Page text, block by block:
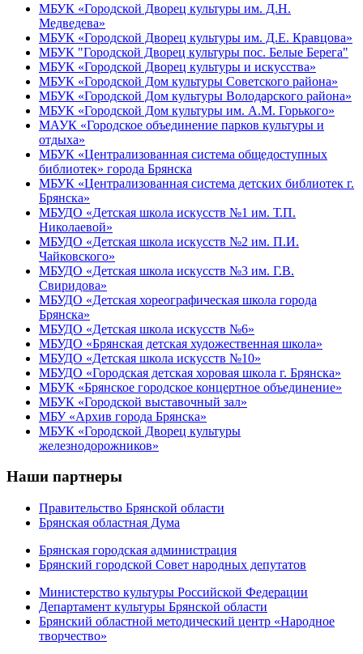
МБУК «Городской Дворец культуры им. Д.Н.
Медведева»
МБУК «Городской Дворец культуры им. Д.Е. Кравцова»
МБУК "Городской Дворец культуры пос. Белые Берега"
МБУК «Городской Дворец культуры и искусства»
МБУК «Городской Дом культуры Советского района»
МБУК «Городской Дом культуры Володарского района»
МБУК «Городской Дом культуры им. А.М. Горького»
МАУК «Городское объединение парков культуры и
отдыха»
МБУК «Централизованная система общедоступных
библиотек» города Брянска
МБУК «Централизованная система детских библиотек г.
Брянска»
МБУДО «Детская школа искусств №1 им. Т.П.
Николаевой»
МБУДО «Детская школа искусств №2 им. П.И.
Чайковского»
МБУДО «Детская школа искусств №3 им. Г.В.
Свиридова»
МБУДО «Детская хореографическая школа города
Брянска»
МБУДО «Детская школа искусств №6»
МБУДО «Брянская детская художественная школа»
МБУДО «Детская школа искусств №10»
МБУДО «Городская детская хоровая школа г. Брянска»
МБУК «Брянское городское концертное объединение»
МБУК «Городской выставочный зал»
МБУ «Архив города Брянска»
МБУК «Городской Дворец культуры
железнодорожников»
Наши партнеры
Правительство Брянской области
Брянская областная Дума
Брянская городская администрация
Брянский городской Совет народных депутатов
Министерство культуры Российской Федерации
Департамент культуры Брянской области
Брянский областной методический центр «Народное
творчество»